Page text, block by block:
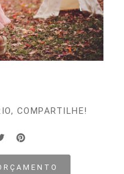
COMPARTILHE!